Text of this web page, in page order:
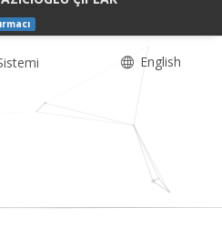
English